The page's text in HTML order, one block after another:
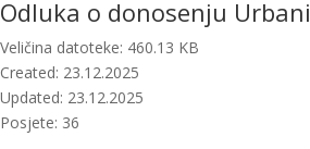
Odluka o donosenju
Veličina datoteke: 460.13 KB
Created: 23.12.2025
Updated: 23.12.2025
Posjete: 36